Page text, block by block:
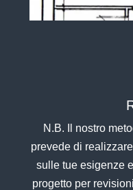
N.B. Il nostro
prevede di
sulle tue esigenze
progetto per